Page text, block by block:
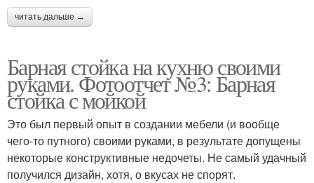
читать дальше →
Барная стойка на кухню своими
руками. Фотоотчет №3: Барная
стойка с мойкой
Это был первый опыт в создании мебели (и вообще
чего-то путного) своими руками, в результате допущены
некоторые конструктивные недочеты. Не самый удачный
получился дизайн, хотя, о вкусах не спорят.